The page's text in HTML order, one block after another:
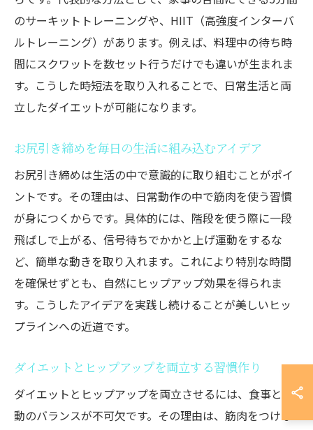
のサーキットトレーニングや、HIIT（高強度インターバ
ルトレーニング）があります。例えば、料理中の待ち時
間にスクワットを数セット行うだけでも違いが生まれま
す。こうした時短法を取り入れることで、日常生活と両
立したダイエットが可能になります。
お尻引き締めを毎日の生活に組み込むアイデア
お尻引き締めは生活の中で意識的に取り組むことがポイ
ントです。その理由は、日常動作の中で筋肉を使う習慣
が身につくからです。具体的には、階段を使う際に一段
飛ばしで上がる、信号待ちでかかと上げ運動をするな
ど、簡単な動きを取り入れます。これにより特別な時間
を確保せずとも、自然にヒップアップ効果を得られま
す。こうしたアイデアを実践し続けることが美しいヒッ
プラインへの近道です。
ダイエットとヒップアップを両立する習慣作り
ダイエットとヒップアップを両立させるには、食事と運
動のバランスが不可欠です。その理由は、筋肉をつけな